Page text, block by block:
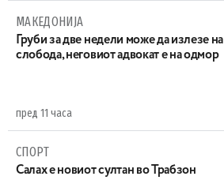
МАКЕДОНИЈА
Груби за две недели може да излезе на
слобода, неговиот адвокат е на одмор
пред 11 часа
СПОРТ
Салах е новиот султан во Трабзон